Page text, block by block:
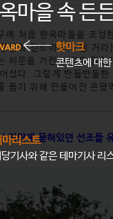
에 처음 한옥마을을 조성
문화 랜드마크가 될 거
의문을 가진 사람도 많
섰다. 그렇게 반들반들
돕기 위해 만들어진 은평
자락에 묻혀있던 선조들
리스트
기사와 같은 테마기사 리
마을 속 든
핫마크
콘텐츠에 대